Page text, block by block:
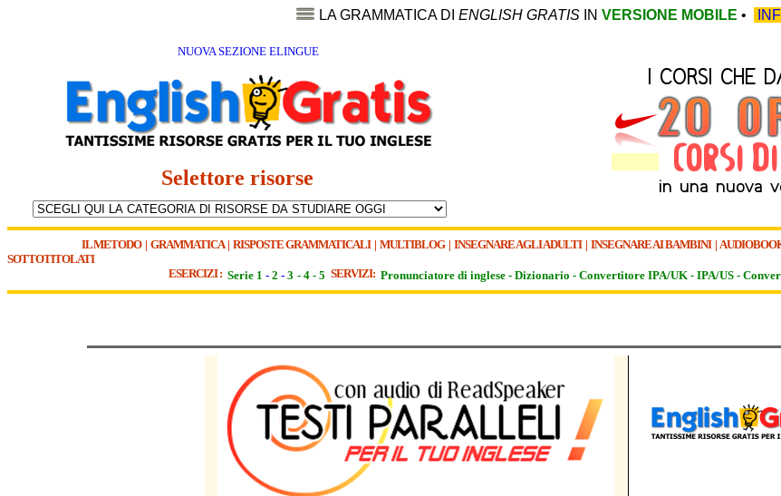
LA GRAMMATICA DI ENGLISH GRATIS IN VERSIONE MOBILE •
NUOVA SEZIONE ELINGUE
Selettore risorse
IL METODO| GRAMMATICA| RISPOSTE GRAMMATICALI| MULTIBLOG| INSEGNARE AGLI ADULTI | INSEGNARE AI BAMBINI|
SOTTOTITOLATI
ESERCIZI : Serie 1 - 2 - 3 - 4 - 5 SERVIZI: Pronunciatore di inglese - Dizionario - Convertitore IPA/UK - IPA/US -